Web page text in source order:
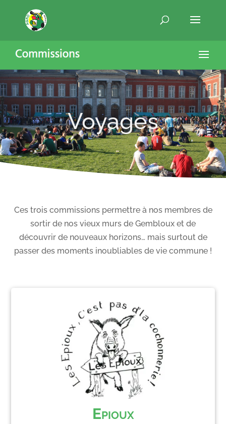
Voyages
Ces trois commissions permettre à nos membres de
sortir de nos vieux murs de Gembloux et de
découvrir de nouveaux horizons… mais surtout de
passer des moments inoubliables de vie commune !
Epioux